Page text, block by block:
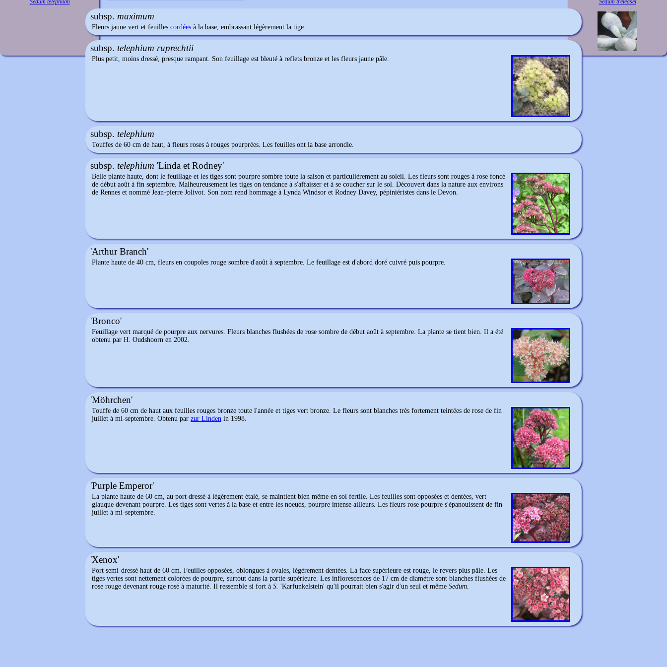
Sedum telephium Sedum treleasei
subsp. maximum
Fleurs jaune vert et feuilles cordées à la base, embrassant légèrement la tige.
subsp. telephium ruprechtii
Plus petit, moins dressé, presque rampant. Son feuillage est bleuté à reflets bronze et les fleurs jaune pâle.
subsp. telephium
Touffes de 60 cm de haut, à fleurs roses à rouges pourprées. Les feuilles ont la base arrondie.
subsp. telephium 'Linda et Rodney'
Belle plante haute, dont le feuillage et les tiges sont pourpre sombre toute la saison et particulièrement au soleil. Les fleurs sont rouges à rose foncé
de début août à fin septembre. Malheureusement les tiges on tendance à s'affaisser et à se coucher sur le sol. Découvert dans la nature aux environs
de Rennes et nommé Jean-pierre Jolivot. Son nom rend hommage à Lynda Windsor et Rodney Davey, pépiniéristes dans le Devon.
'Arthur Branch'
Plante haute de 40 cm, fleurs en coupoles rouge sombre d'août à septembre. Le feuillage est d'abord doré cuivré puis pourpre.
'Bronco'
Feuillage vert marqué de pourpre aux nervures. Fleurs blanches flushées de rose sombre de début août à septembre. La plante se tient bien. Il a été
obtenu par H. Oudshoorn en 2002.
'Möhrchen'
Touffe de 60 cm de haut aux feuilles rouges bronze toute l'année et tiges vert bronze. Le fleurs sont blanches très fortement teintées de rose de fin
juillet à mi-septembre. Obtenu par zur Linden in 1998.
'Purple Emperor'
La plante haute de 60 cm, au port dressé à légèrement étalé, se maintient bien même en sol fertile. Les feuilles sont opposées et dentées, vert
glauque devenant pourpre. Les tiges sont vertes à la base et entre les noeuds, pourpre intense ailleurs. Les fleurs rose pourpre s'épanouissent de fin
juillet à mi-septembre.
'Xenox'
Port semi-dressé haut de 60 cm. Feuilles opposées, oblongues à ovales, légèrement dentées. La face supérieure est rouge, le revers plus pâle. Les
tiges vertes sont nettement colorées de pourpre, surtout dans la partie supérieure. Les inflorescences de 17 cm de diamètre sont blanches flushées de
rose rouge devenant rouge rosé à maturité. Il ressemble si fort à S. 'Karfunkelstein' qu'il pourrait bien s'agir d'un seul et même Sedum.